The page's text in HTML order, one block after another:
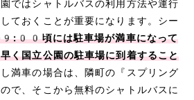
ではシャトルバスの利用方法や運行
ておくことが重要になります。シー
9:00頃には駐車場が満車になって
く国立公園の駐車場に到着すること
し満車の場合は、隣町の『スプリング
で、そこから無料のシャトルバスに